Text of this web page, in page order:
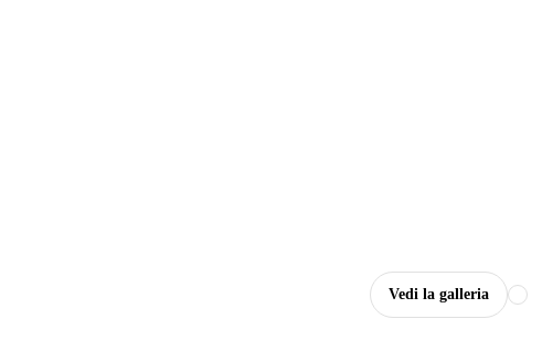
Vedi la galleria